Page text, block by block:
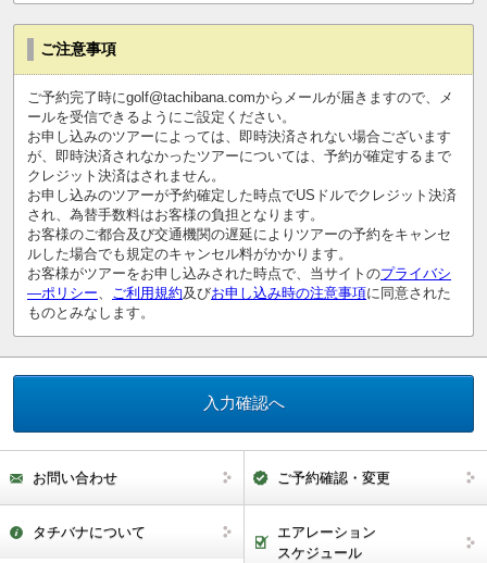
ご注意事項
ご予約完了時にgolf@tachibana.comからメールが届きますので、メ
ールを受信できるようにご設定ください。
お申し込みのツアーによっては、即時決済されない場合ございます
が、即時決済されなかったツアーについては、予約が確定するまで
クレジット決済はされません。
お申し込みのツアーが予約確定した時点でUSドルでクレジット決済
され、為替手数料はお客様の負担となります。
お客様のご都合及び交通機関の遅延によりツアーの予約をキャンセ
ルした場合でも規定のキャンセル料がかかります。
お客様がツアーをお申し込みされた時点で、当サイトのプライバシ
―ポリシー
ご利用規約及びお申し込み時の注意事項に同意された
ものとみなします。
お問い合わせ ご予約確認・変更
タチバナについて
エアレーション
スケジュール